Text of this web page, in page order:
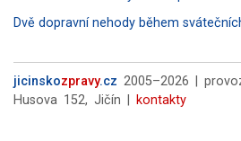
Dvě dopravní nehody během
jicinskozpravy.cz 2005–2026 |
Husova 152, Jičín |
kontakty